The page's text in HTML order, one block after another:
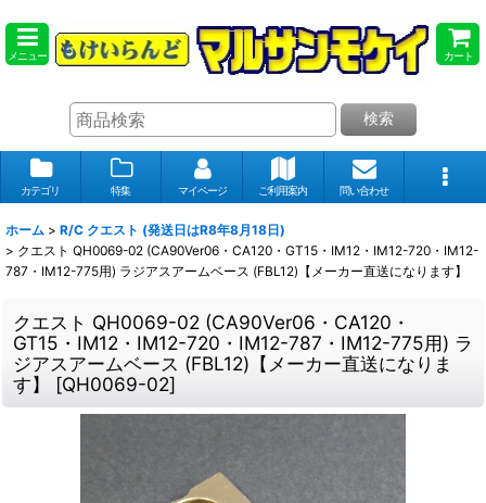
メニュー カート
検索
カテゴリ 特集 マイページ ご利用案内 問い合わせ
ホーム > R/C クエスト (発送日はR8年8月18日)
> クエスト QH0069-02 (CA90Ver06・CA120・GT15・IM12・IM12-720・IM12-
787・IM12-775用) ラジアスアームベース (FBL12)【メーカー直送になります】
クエスト QH0069-02 (CA90Ver06・CA120・
GT15・IM12・IM12-720・IM12-787・IM12-775用) ラ
ジアスアームベース (FBL12)【メーカー直送になりま
す】
[QH0069-02]